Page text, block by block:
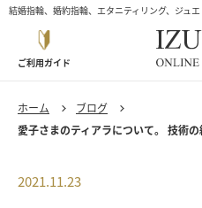
結婚指輪、婚約指輪、エタニティリング、ジュ
ご利用ガイド
ホーム
ブログ
愛子さまのティアラについて。 技術
2021.11.23